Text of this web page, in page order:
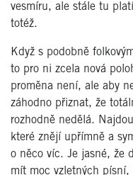
vesmíru, ale stále tu
totéž.
Když s podobně
to pro ni zcela nová
proměna není, ale aby
záhodno přiznat, že
rozhodně nedělá.
které znějí upřímně a
o něco víc. Je jasné, že
mít moc vzletných písní,